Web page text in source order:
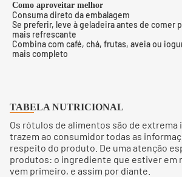
Como aproveitar melhor
Consuma direto da embalagem
Se preferir, leve à geladeira antes de comer
mais refrescante
Combina com café, chá, frutas, aveia ou
mais completo
TABELA NUTRICIONAL
Os rótulos de alimentos são de extrema
trazem ao consumidor todas as
respeito do produto. De uma atenção
produtos: o ingrediente que estiver em
vem primeiro, e assim por diante.